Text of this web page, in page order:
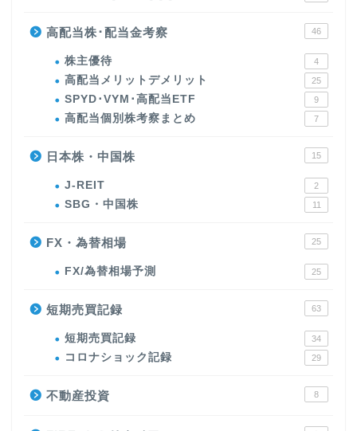
高配当株･配当金考察 46
株主優待 4
高配当メリットデメリット 25
SPYD･VYM･高配当ETF 9
高配当個別株考察まとめ 7
日本株・中国株 15
J-REIT 2
SBG・中国株 11
FX・為替相場 25
FX/為替相場予測 25
短期売買記録 63
短期売買記録 34
コロナショック記録 29
不動産投資 8